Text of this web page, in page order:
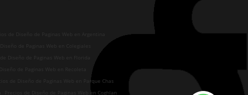
de Diseño de Paginas Web en Argentina
Diseño de Paginas Web en Colegiales
de Diseño de Paginas Web en Florida
de Paginas Web en Recoleta
de Diseño de Paginas Web en Parque Chas
Precios de Diseño de Paginas Web en Coghlan